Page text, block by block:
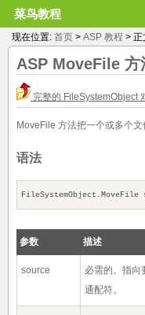
菜鸟教程
现在位置: 首页 > ASP 教程 > 正
ASP MoveFile 方
完整的 FileSystemObject
MoveFile 方法把一个或多个文
语法
参数 描述
source
必需的。指向
通配符。